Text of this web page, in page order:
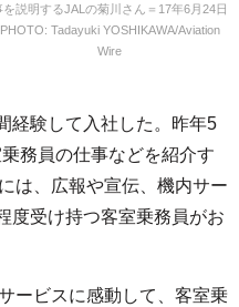
を説明するJALの菊川さん＝17年6月24日
PHOTO: Tadayuki YOSHIKAWA/Aviation
Wire
経験して入社した。昨年5
務員の仕事などを紹介す
は、広報や宣伝、機内サー
度受け持つ客室乗務員がお
ービスに感動して、客室乗